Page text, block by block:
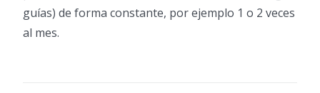
guías) de forma constante, por ejemplo 1 o 2 veces
al mes.